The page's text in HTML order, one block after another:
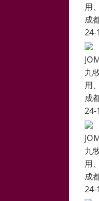
用
成
24-
九
用
成
24-
九
用
成
24-